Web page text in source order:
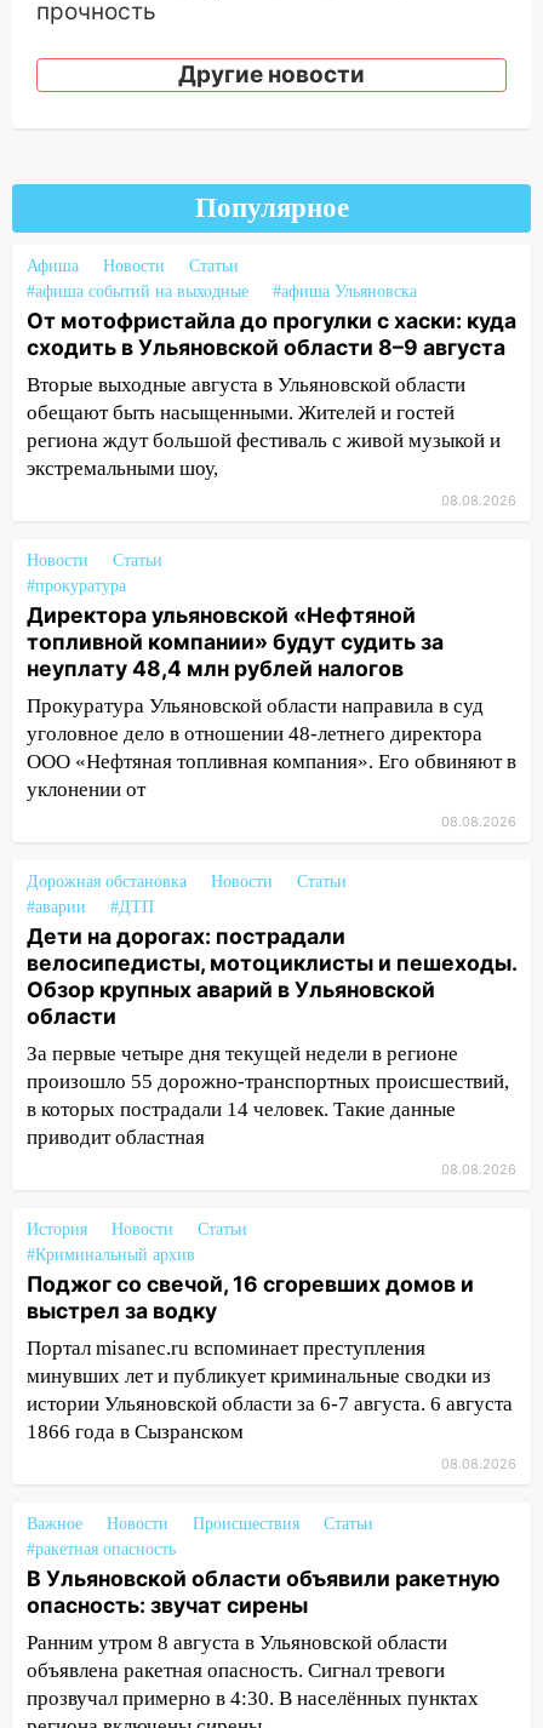
прочность
22:58 Соцсети: на проспекте Тюленева
жительницу Ульяновской области
19:14 Житель Ульяновской области
подвез троих незнакомцев на трассе и
заработал уголовное дело
18:14 Прогноз погоды на 6 августа в
Ульяновской области
18:00 Мотофристайл, рок и силовой
экстрим: в Ульяновске пройдет
большой фестиваль «Наше время»
Где есть бензин в Ульяновске 5
17:05
«Обыск» по видеосвязи: в
Ульяновске задержали 19-летнюю
сообщницу мошенников
16:12 Едва не перерезал горло: в
Вешкайме посиделки с судимым
знакомым закончились для женщины
больницей
16:06 18-летняя девушка без прав
перевернулась на мопеде и попала в
15:59 Ульяновец отдал более 14
миллионов рублей за криминальное
покровительство
15:32 На «кольце» кроссовер сбил 18-
летнего мопедиста
15:00 В Ульяновске после тройного ДТП
госпитализировали 25-летнего байкера
14:32 На Ульяновскую область
надвигается жара
подробности серьезной аварии на
Фруктовой
13:30 В Димитровграде на улице
Трудовой горело здание
13:00 Водитель без прав врезался в
припаркованный автомобиль
12:37 Переезжал «зебру» на
12:18
Вспыхнул изнутри: в
Железнодорожном районе горела дача
11:33 В Засвияжье под колёса авто
попал мужчина
11:17 В Радищевском районе сгорели
хозяйственные постройки
Другие новости
Популярное
Афиша Новости
Статьи
#афиша событий на выходные
#афиша Ульяновска
От мотофристайла до прогулки с хаски: куда
сходить в Ульяновской области 8–9 августа
Вторые выходные августа в Ульяновской области
обещают быть насыщенными. Жителей и гостей
региона ждут большой фестиваль с живой музыкой и
экстремальными шоу,
08.08.2026
Новости
Статьи
#прокуратура
Директора ульяновской «Нефтяной
топливной компании» будут судить за
неуплату 48,4 млн рублей налогов
Прокуратура Ульяновской области направила в суд
уголовное дело в отношении 48-летнего директора
ООО «Нефтяная топливная компания». Его обвиняют в
уклонении от
08.08.2026
Дорожная обстановка Новости
Статьи
#аварии
#ДТП
Дети на дорогах: пострадали
велосипедисты, мотоциклисты и пешеходы.
Обзор крупных аварий в Ульяновской
области
За первые четыре дня текущей недели в регионе
произошло 55 дорожно-транспортных происшествий,
в которых пострадали 14 человек. Такие данные
приводит областная
08.08.2026
История Новости
Статьи
#Криминальный архив
Поджог со свечой, 16 сгоревших домов и
выстрел за водку
Портал misanec.ru вспоминает преступления
минувших лет и публикует криминальные сводки из
истории Ульяновской области за 6-7 августа. 6 августа
1866 года в Сызранском
08.08.2026
Важное Новости Происшествия
Статьи
#ракетная опасность
В Ульяновской области объявили ракетную
опасность: звучат сирены
Ранним утром 8 августа в Ульяновской области
объявлена ракетная опасность. Сигнал тревоги
прозвучал примерно в 4:30. В населённых пунктах